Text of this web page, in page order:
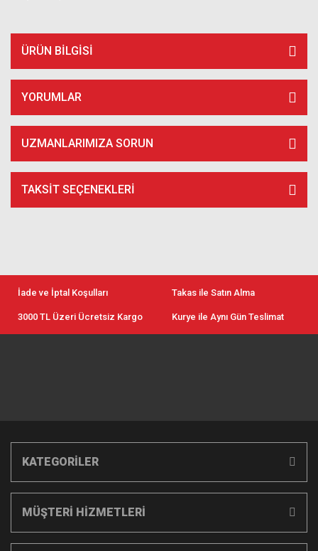
ÜRÜN BILGISI
YORUMLAR
UZMANLARIMIZA SORUN
TAKSIT SEÇENEKLERI
İade ve İptal Koşulları Takas ile Satın Alma
3000 TL Üzeri Ücretsiz Kargo Kurye ile Aynı Gün Teslimat
KATEGORİLER
MÜŞTERİ HİZMETLERİ